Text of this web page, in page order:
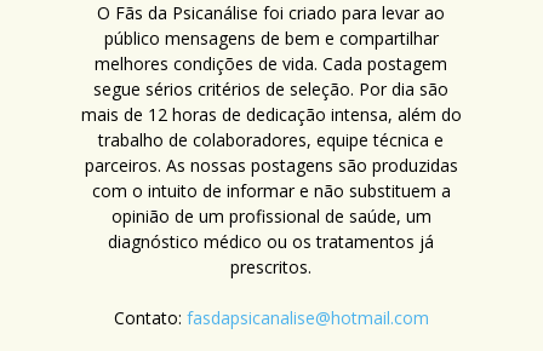
O Fãs da Psicanálise foi criado para levar ao
público mensagens de bem e compartilhar
melhores condições de vida. Cada postagem
segue sérios critérios de seleção. Por dia são
mais de 12 horas de dedicação intensa, além do
trabalho de colaboradores, equipe técnica e
parceiros. As nossas postagens são produzidas
com o intuito de informar e não substituem a
opinião de um profissional de saúde, um
diagnóstico médico ou os tratamentos já
prescritos.
Contato: fasdapsicanalise@hotmail.com